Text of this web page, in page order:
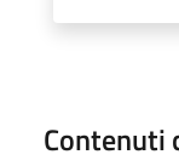
Contenuti